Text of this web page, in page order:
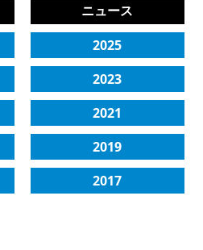
ニュース
2025
2023
2021
2019
2017